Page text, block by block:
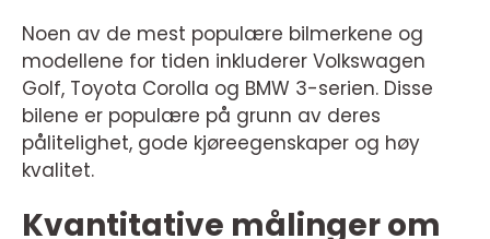
Noen av de mest populære bilmerkene og
modellene for tiden inkluderer Volkswagen
Golf, Toyota Corolla og BMW 3-serien. Disse
bilene er populære på grunn av deres
pålitelighet, gode kjøreegenskaper og høy
kvalitet.
Kvantitative målinger om